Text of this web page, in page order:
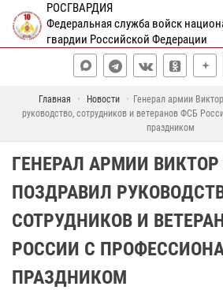
РОСГВАРДИЯ
Федеральная служба войск
гвардии Российской Федерации
Главная Новости
Генерал армии
руководство, сотрудников и ветеранов ФСБ
праздником
ГЕНЕРАЛ АРМИИ
ПОЗДРАВИЛ
СОТРУДНИКОВ И
РОССИИ С
ПРАЗДНИКОМ